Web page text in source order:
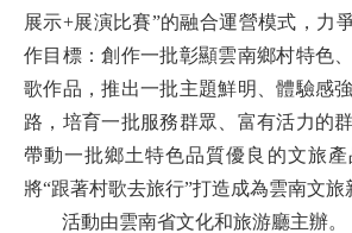
展示+展演比賽”的融合運營模式，力
作目標：創作一批彰顯雲南鄉村特色
歌作品，推出一批主題鮮明、體驗感
路，培育一批服務群眾、富有活力的
帶動一批鄉土特色品質優良的文旅
將“跟著村歌去旅行”打造成為雲南文旅
活動由雲南省文化和旅游廳主辦。